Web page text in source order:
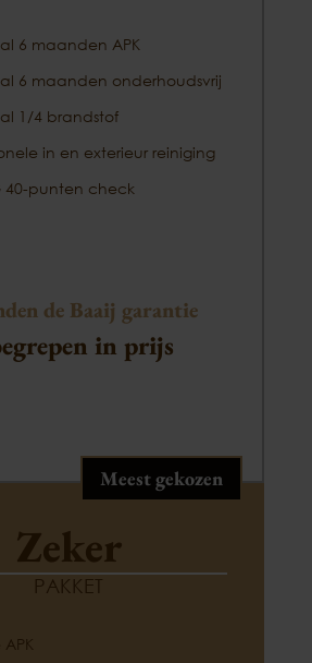
6 maanden APK
6 maanden onderhoudsvrij
1/4 brandstof
in en exterieur reiniging
40-punten check
de Baaij garantie
in prijs
Meest gekozen
Zeker
PAKKET